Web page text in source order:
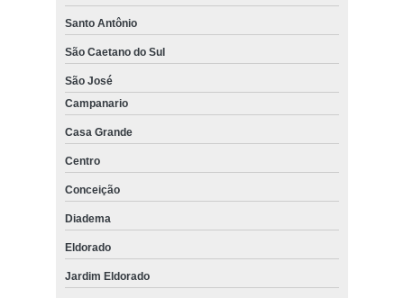
Santo Antônio
São Caetano do Sul
São José
Campanario
Casa Grande
Centro
Conceição
Diadema
Eldorado
Jardim Eldorado